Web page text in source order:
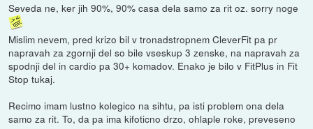
Seveda ne, ker jih 90%, 90% casa dela samo za rit oz. sorry noge
Mislim nevem, pred krizo bil v tronadstropnem CleverFit pa pr
napravah za zgornji del so bile vseskup 3 zenske, na napravah za
spodnji del in cardio pa 30+ komadov. Enako je bilo v FitPlus in Fit
Stop tukaj.
Recimo imam lustno kolegico na sihtu, pa isti problem ona dela
samo za rit. To, da pa ima kifoticno drzo, ohlaple roke, preveseno